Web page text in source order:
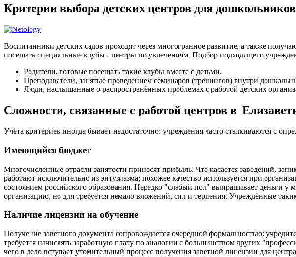
Критерии выбора детских центров для
Воспитанники детских садов проходят через многогранное развитие, а также
посещать специальные клубы - центры по увлечениям. Подбор подходящего
Родители, готовые посещать такие клубы вместе с детьми.
Преподаватели, занятые проведением семинаров (тренингов) внутри
Люди, наслышанные о распространённых проблемах с работой детских
Сложности, связанные с работой центров в
Учёта критериев иногда бывает недостаточно: учреждения часто сталкиваются с
Имеющийся бюджет
Многочисленные отрасли занятости приносят прибыль. Что касается заведений,
работают исключительно из энтузиазма; похожее качество используется при
состоянием российского образования. Нередко "слабый пол" выпрашивает деньги
организацию, но для требуется немало вложений, сил и терпения. Учреждённые
Наличие лицензии на обучение
Получение заветного документа сопровождается очередной формальностью:
требуется начислять заработную плату по аналогии с большинством других
чего в дело вступает утомительный процесс получения заветной лицензии для